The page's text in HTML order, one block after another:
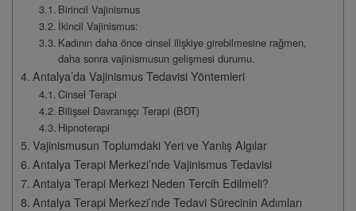
Birincil Vajinismus
İkincil Vajinismus:
Kadının daha önce cinsel ilişkiye girebilmesine rağmen,
daha sonra vajinismusun gelişmesi durumu.
Antalya’da Vajinismus Tedavisi Yöntemleri
Cinsel Terapi
Bilişsel Davranışçı Terapi (BDT)
Hipnoterapi
Vajinismusun Toplumdaki Yeri ve Yanlış Algılar
Antalya Terapi Merkezi’nde Vajinismus Tedavisi
Antalya Terapi Merkezi Neden Tercih Edilmeli?
Antalya Terapi Merkezi’nde Tedavi Sürecinin Adımları